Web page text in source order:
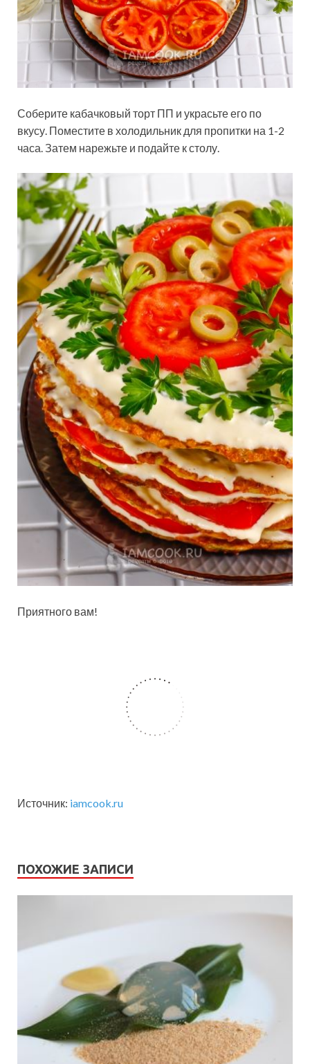
Соберите кабачковый торт ПП и украсьте его по
вкусу. Поместите в холодильник для пропитки на 1-2
часа. Затем нарежьте и подайте к столу.
Приятного вам!
Источник: iamcook.ru
ПОХОЖИЕ ЗАПИСИ